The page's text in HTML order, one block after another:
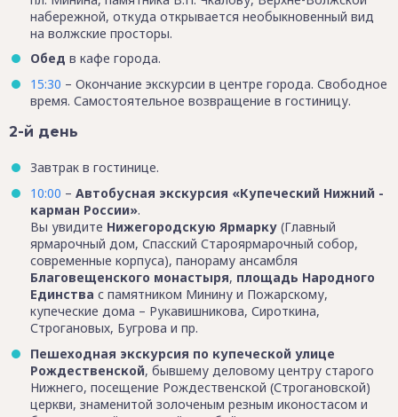
набережной, откуда открывается необыкновенный вид
на волжские просторы.
Обед в кафе города.
15:30 – Окончание экскурсии в центре города. Свободное
время. Самостоятельное возвращение в гостиницу.
2-й день
Завтрак в гостинице.
10:00 – Автобусная экскурсия «Купеческий Нижний -
карман России».
Вы увидите Нижегородскую Ярмарку (Главный
ярмарочный дом, Спасский Староярмарочный собор,
современные корпуса), панораму ансамбля
Благовещенского монастыря, площадь Народного
Единства с памятником Минину и Пожарскому,
купеческие дома – Рукавишникова, Сироткина,
Строгановых, Бугрова и пр.
Пешеходная экскурсия по купеческой улице
Рождественской, бывшему деловому центру старого
Нижнего, посещение Рождественской (Строгановской)
церкви, знаменитой золоченым резным иконостасом и